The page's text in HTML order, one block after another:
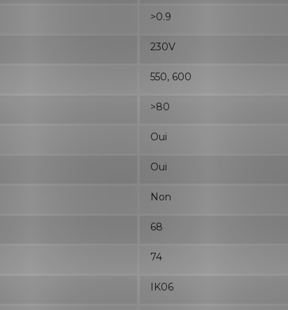
>0.9
230V
550, 600
>80
Oui
Oui
Non
68
74
IK06